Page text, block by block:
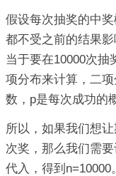
假设每次抽奖的中
都不受之前的结果
当于要在10000次抽
项分布来计算，二
数，p是每次成功的
所以，如果我们想
次奖，那么我们需
代入，得到n=10000。